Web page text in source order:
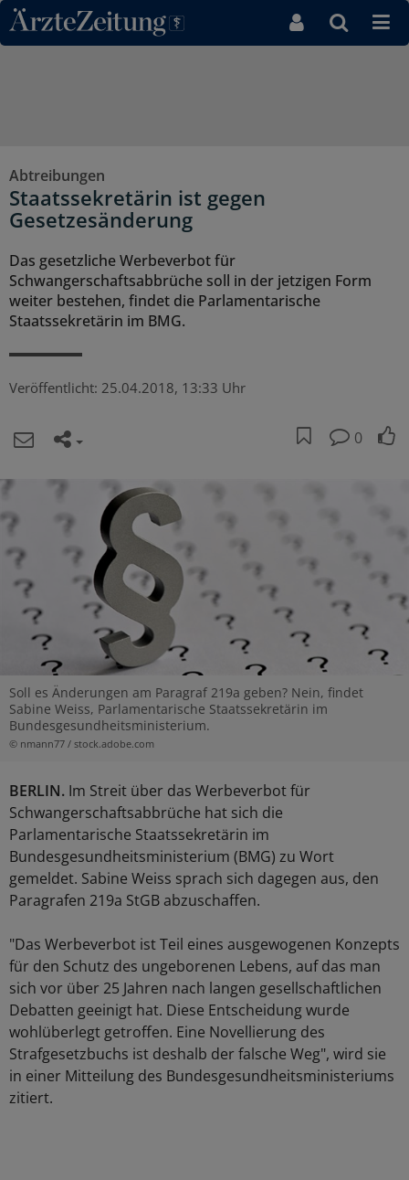
Direkt zum Inhaltsbereich
Abtreibungen
Staatssekretärin ist gegen
Gesetzesänderung
Das gesetzliche Werbeverbot für
Schwangerschaftsabbrüche soll in der jetzigen Form
weiter bestehen, findet die Parlamentarische
Staatssekretärin im BMG.
Veröffentlicht: 25.04.2018, 13:33 Uhr
0
Soll es Änderungen am Paragraf 219a geben? Nein, findet
Sabine Weiss, Parlamentarische Staatssekretärin im
Bundesgesundheitsministerium.
© nmann77 / stock.adobe.com
BERLIN. Im Streit über das Werbeverbot für
Schwangerschaftsabbrüche hat sich die
Parlamentarische Staatssekretärin im
Bundesgesundheitsministerium (BMG) zu Wort
gemeldet. Sabine Weiss sprach sich dagegen aus, den
Paragrafen 219a StGB abzuschaffen.
"Das Werbeverbot ist Teil eines ausgewogenen Konzepts
für den Schutz des ungeborenen Lebens, auf das man
sich vor über 25 Jahren nach langen gesellschaftlichen
Debatten geeinigt hat. Diese Entscheidung wurde
wohlüberlegt getroffen. Eine Novellierung des
Strafgesetzbuchs ist deshalb der falsche Weg", wird sie
in einer Mitteilung des Bundesgesundheitsministeriums
zitiert.